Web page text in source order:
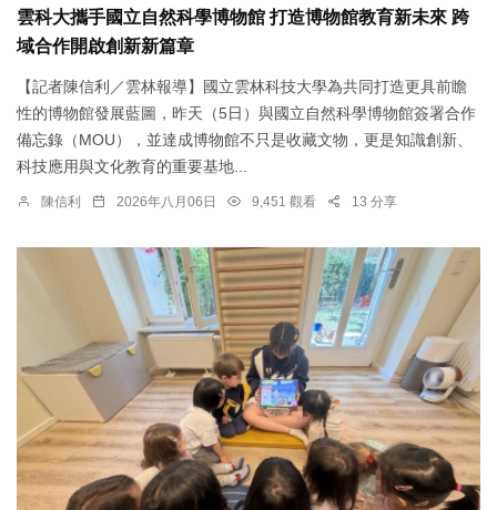
雲科大攜手國立自然科學博物館 打造博物館教育新未來 跨
域合作開啟創新新篇章
【記者陳信利／雲林報導】國立雲林科技大學為共同打造更具前瞻
性的博物館發展藍圖，昨天（5日）與國立自然科學博物館簽署合作
備忘錄（MOU），並達成博物館不只是收藏文物，更是知識創新、
科技應用與文化教育的重要基地...
陳信利 2026年八月06日 9,451 觀看 13 分享